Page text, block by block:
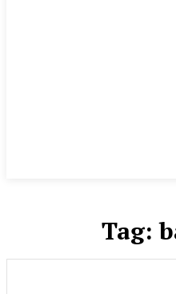
Tag: